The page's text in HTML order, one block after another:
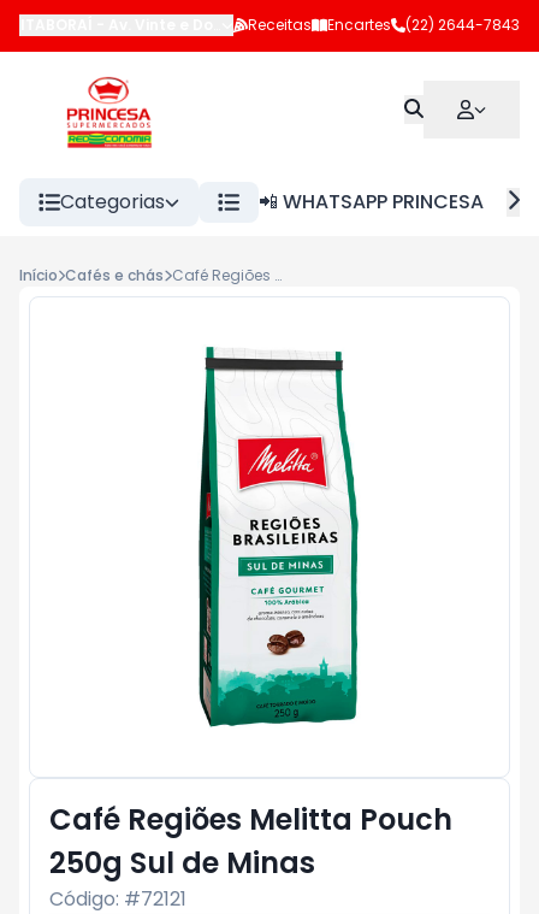
Av. Vinte e Dois de Maio,Itaboraí-RJ
Receitas Encartes (22) 2644-7843
Categorias 📲 WHATSAPP PRINCESA
Início Cafés e chás Café Regiões Melitta Pouch 250g Sul de Minas
Café Regiões Melitta Pouch
250g Sul de Minas
Código: #72121